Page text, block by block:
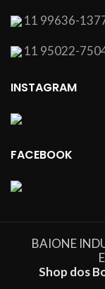
11 99636-
11 95022-
INSTAGRAM
FACEBOOK
BAIONE
Shop dos